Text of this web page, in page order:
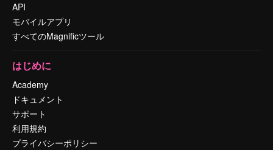
API
モバイルアプリ
すべてのMagnificツール
はじめに
Academy
ドキュメント
サポート
利用規約
プライバシーポリシー